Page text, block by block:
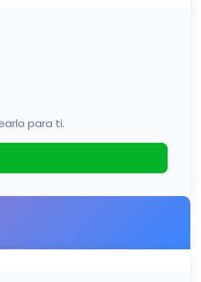
para ti.